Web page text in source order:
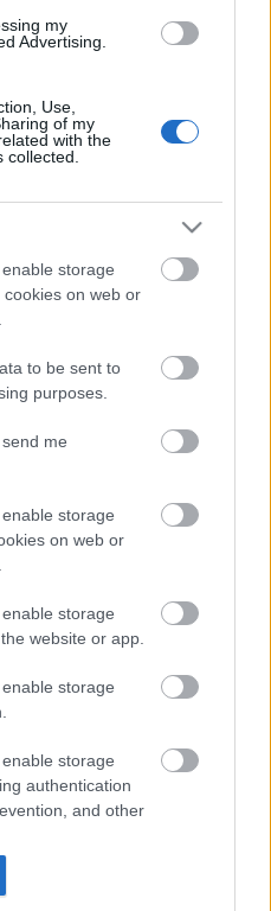
my
Advertising.
Use,
of my
with the
collected.
storage
on web or
to be sent to
purposes.
me
storage
on web or
storage
website or app.
storage
storage
authentication
and other
SZEREP HÁRUL A
vártunk: szombattól
csökken a riasztás
is fontos szerep hárul a
elkerülésében